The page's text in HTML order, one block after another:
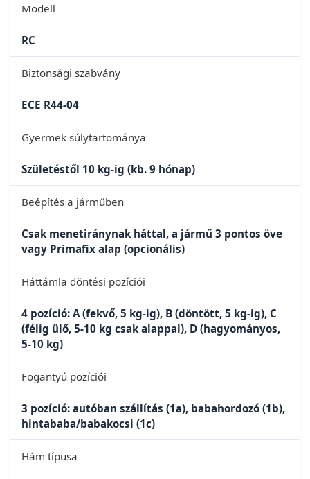
Modell
RC
Biztonsági szabvány
ECE R44-04
Gyermek súlytartománya
Születéstől 10 kg-ig (kb. 9 hónap)
Beépítés a járműben
Csak menetiránynak háttal, a jármű 3 pontos öve
vagy Primafix alap (opcionális)
Háttámla döntési pozíciói
4 pozíció: A (fekvő, 5 kg-ig), B (döntött, 5 kg-ig), C
(félig ülő, 5-10 kg csak alappal), D (hagyományos,
5-10 kg)
Fogantyú pozíciói
3 pozíció: autóban szállítás (1a), babahordozó (1b),
hintababa/babakocsi (1c)
Hám típusa